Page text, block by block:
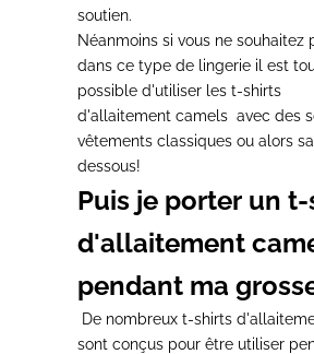
soutien.
Néanmoins si vous ne souhaitez
dans ce type de lingerie il est
possible d'utiliser les t-shirts
d'allaitement camels avec des
vêtements classiques ou alors
dessous!
Puis je porter un
d'allaitement
pendant ma
De nombreux t-shirts
sont conçus pour être utiliser